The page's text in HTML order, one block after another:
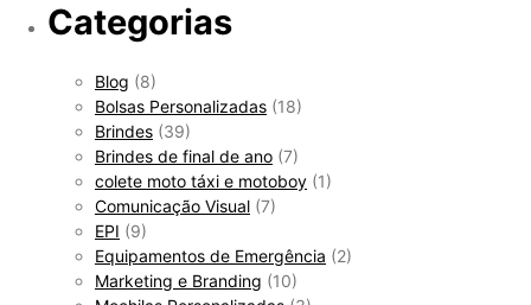
Categorias
Blog (8)
Bolsas Personalizadas (18)
Brindes (39)
Brindes de final de ano (7)
colete moto táxi e motoboy (1)
Comunicação Visual (7)
EPI (9)
Equipamentos de Emergência (2)
Marketing e Branding (10)